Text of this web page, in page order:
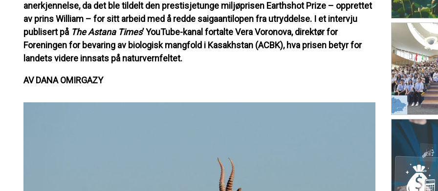
anerkjennelse, da det ble tildelt den prestisjetunge miljøprisen Earthshot Prize – opprettet
av prins William – for sitt arbeid med å redde saigaantilopen fra utryddelse. I et intervju
publisert på The Astana Times’ YouTube-kanal fortalte Vera Voronova, direktør for
Foreningen for bevaring av biologisk mangfold i Kasakhstan (ACBK), hva prisen betyr for
landets videre innsats på naturvernfeltet.
AV DANA OMIRGAZY